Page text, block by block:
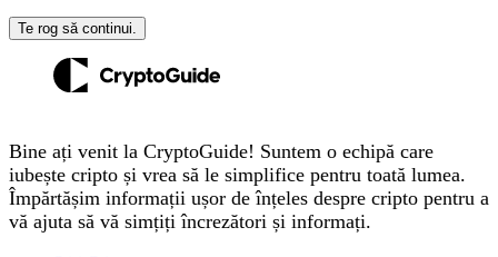
Te rog să continui.
Bine ați venit la CryptoGuide! Suntem o echipă care
iubește cripto și vrea să le simplifice pentru toată lumea.
Împărtășim informații ușor de înțeles despre cripto pentru a
vă ajuta să vă simțiți încrezători și informați.